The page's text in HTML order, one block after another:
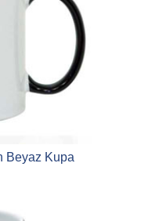
Beyaz Kupa